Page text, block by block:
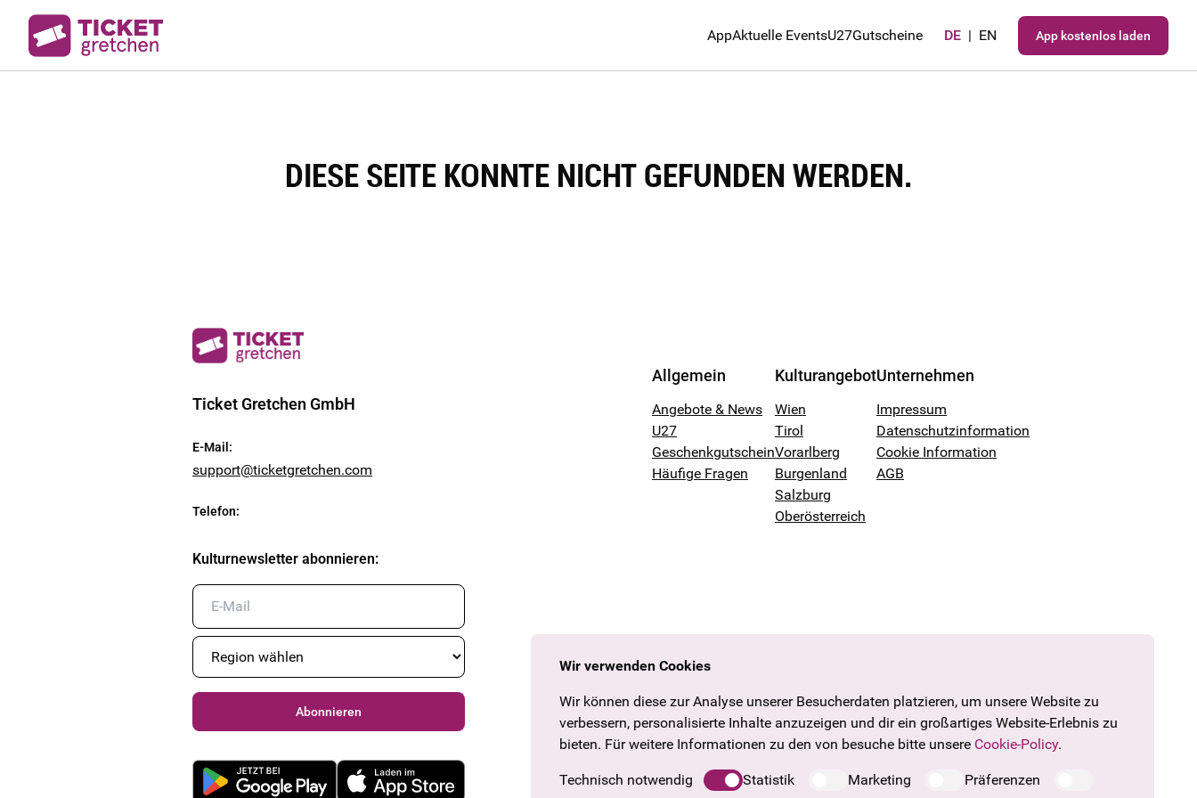
AppAktuelle EventsU27Gutscheine DE | EN App kostenlos laden
DIESE SEITE KONNTE NICHT GEFUNDEN WERDEN.
Ticket Gretchen GmbH
E-Mail :
support@ticketgretchen.com
Telefon:
Kulturnewsletter abonnieren:
Abonnieren
Allgemein
Angebote & News
U27
Geschenkgutschein
Häufige Fragen
Kulturangebot
Wien
Tirol
Vorarlberg
Burgenland
Salzburg
Oberösterreich
Unternehmen
Impressum
Datenschutzinformation
Cookie Information
AGB
Wir verwenden Cookies
Wir können diese zur Analyse unserer Besucherdaten platzieren, um unsere Website zu
verbessern, personalisierte Inhalte anzuzeigen und dir ein großartiges Website-Erlebnis zu
bieten. Für weitere Informationen zu den von besuche bitte unsere Cookie-Policy.
Technisch notwendig Statistik Marketing Präferenzen